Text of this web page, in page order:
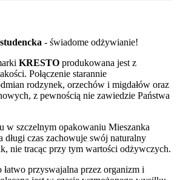
- świadome odżywianie!
KRESTO produkowana jest z
Połączenie starannie
rodzynek, orzechów i migdałów oraz
z pewnością nie zawiedzie Państwa
w szczelnym opakowaniu Mieszanka
długi czas zachowuje swój naturalny
nie tracąc przy tym wartości odżywczych.
łatwo przyswajalna przez organizm i